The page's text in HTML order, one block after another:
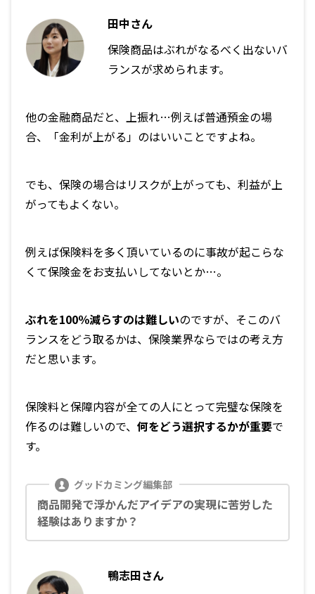
田中さん
保険商品はぶれがなるべく出ないバ
ランスが求められます。
他の金融商品だと、上振れ…例えば普通預金の場
合、「金利が上がる」のはいいことですよね。
でも、保険の場合はリスクが上がっても、利益が上
がってもよくない。
例えば保険料を多く頂いているのに事故が起こらな
くて保険金をお支払いしてないとか…。
ぶれを100％減らすのは難しいのですが、そこのバ
ランスをどう取るかは、保険業界ならではの考え方
だと思います。
保険料と保障内容が全ての人にとって完璧な保険を
作るのは難しいので、 何をどう選択するかが重要で
す。
商品開発で浮かんだアイデアの実現に苦労した
経験はありますか？
鴨志田さん